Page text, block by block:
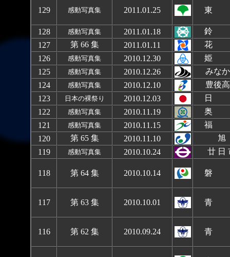
129 感動写真集 2011.01.25 東
1 28 感動写真集 2011.01.18 鈴
1 27 第 66 集 2011.01.11 花
1 26 感動写真集 2010.12.30
姫
1 25 感動写真集 2010.12.26
みな
1 24 感動写真集 2010.12.10
豊後
123
日本の裸祭り 2010.12.03
日
122 感動写真集 2010.11.19
奥
121
感動写真集 2010.11.1 5
福
120
第 65 集 2010.11.10
旭
119
感動写真集 2010.10.24 廿 日
118 第 64 集 2010.10.14 磐
117 第 63 集 2010.10.01 青
116 第 62 集 2010.09.24 青